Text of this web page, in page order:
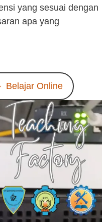
yang sesuai dengan
apa yang
Belajar Online